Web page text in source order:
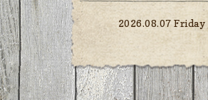
2026.08.07 Friday